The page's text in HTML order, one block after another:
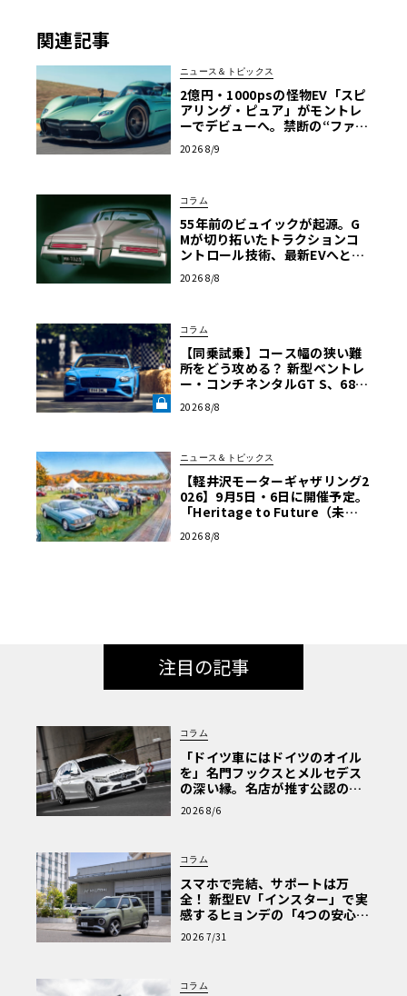
関連記事
ニュース＆トピックス
2億円・1000psの怪物EV「スピ
アリング・ピュア」がモントレ
ーでデビューへ。禁断の“ファン
市販化
2026 8/9
コラム
55年前のビュイックが起源。G
Mが切り拓いたトラクションコ
ントロール技術、最新EVへと至
2026 8/8
コラム
【同乗試乗】コース幅の狭い難
所をどう攻める？ 新型ベントレ
ー・コンチネンタルGT S、680
【グッドウッドFoS 2026】《LE
2026 8/8
ニュース＆トピックス
【軽井沢モーターギャザリング2
026】9月5日・6日に開催予定。
「Heritage to Future（未来
車140年の歴史を体感！
2026 8/8
注目の記事
コラム
「ドイツ車にはドイツのオイル
を」名門フックスとメルセデス
の深い縁。名店が推す公認の安
心と、Cクラスで味わうシルキー
な走り〈PR〉
2026 8/6
コラム
スマホで完結、サポートは万
全！ 新型EV「インスター」で実
感するヒョンデの「4つの安心」
【第1回・ヒョンデ6つの疑問：
Why? Hyundai?】〈PR〉
2026 7/31
コラム